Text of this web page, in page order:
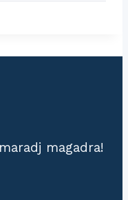
magadra!